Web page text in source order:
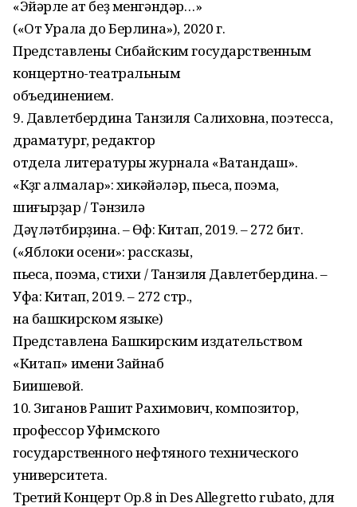
«Эйәрле ат беҙ менгәндәр…»
(«От Урала до Берлина»), 2020 г.
Представлены Сибайским государственным
концертно-театральным
объединением.
9. Давлетбердина Танзиля Салиховна, поэтесса,
драматург, редактор
отдела литературы журнала «Ватандаш».
«Көҙгө алмалар»: хикәйәләр, пьеса, поэма,
шиғырҙар / Тәнзилә
Дәүләтбирҙина. – Өфө: Китап, 2019. – 272 бит.
(«Яблоки осени»: рассказы,
пьеса, поэма, стихи / Танзиля Давлетбердина. –
Уфа: Китап, 2019. – 272 стр.,
на башкирском языке)
Представлена Башкирским издательством
«Китап» имени Зайнаб
Биишевой.
10. Зиганов Рашит Рахимович, композитор,
профессор Уфимского
государственного нефтяного технического
университета.
Третий Концерт Op.8 in Des Allegretto rubato, для